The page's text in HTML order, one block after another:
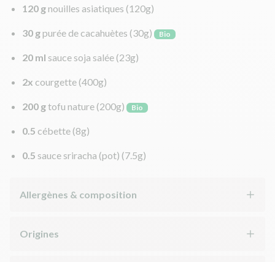
120 gnouilles asiatiques (120g)
30 gpurée de cacahuètes (30g) Bio
20 ml sauce soja salée (23g)
2x courgette (400g)
200 gtofu nature (200g) Bio
0.5 cébette (8g)
0.5 sauce sriracha (pot) (7.5g)
Allergènes & composition
Origines